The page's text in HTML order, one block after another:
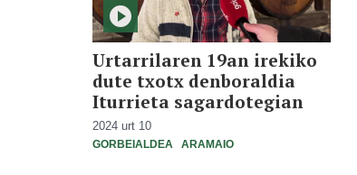
Urtarrilaren 19an irekiko
dute txotx denboraldia
Iturrieta sagardotegian
2024 urt 10
GORBEIALDEA ARAMAIO